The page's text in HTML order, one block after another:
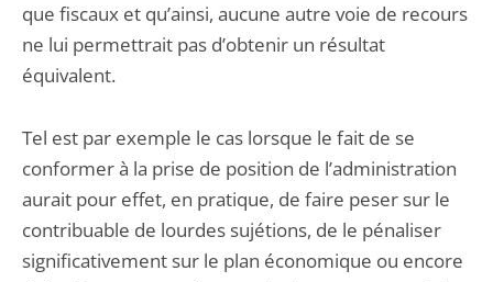
que fiscaux et qu’ainsi, aucune autre voie de recours
ne lui permettrait pas d’obtenir un résultat
équivalent.
Tel est par exemple le cas lorsque le fait de se
conformer à la prise de position de l’administration
aurait pour effet, en pratique, de faire peser sur le
contribuable de lourdes sujétions, de le pénaliser
significativement sur le plan économique ou encore